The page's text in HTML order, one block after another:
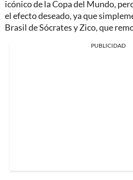
icónico de la Copa del Mundo,
el efecto deseado, ya que
Brasil de Sócrates y Zico, que
PUBLICIDAD